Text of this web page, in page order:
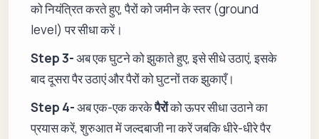
को नियंत्रित करते हुए, पैरों को जमीन के स्तर (ground
level) पर सीधा करें।
Step 3-अब एक घुटने को झुकाते हुए, इसे सीधे उठाएं, इसके
बाद दूसरा पैर उठाएं और पैरों को घुटनों तक झुकाएँ।
Step 4-अब एक-एक करकेपैरोंको ऊपर सीधा उठाने का
प्रयास करें, शुरुआत में जल्दबाजी ना करें जबकि धीरे-धीरे पैर